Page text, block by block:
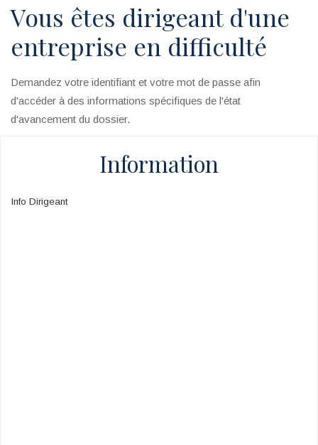
Vous êtes dirigeant d'une
entreprise en difficulté
Demandez votre identifiant et votre mot de passe afin
d'accéder à des informations spécifiques de l'état
d'avancement du dossier.
Information
Info Dirigeant